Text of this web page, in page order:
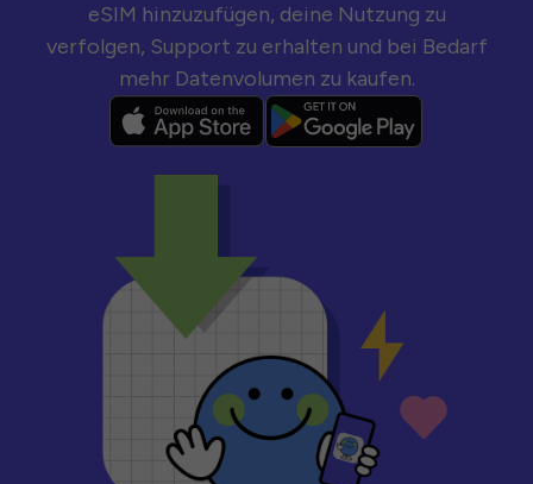
eSIM hinzuzufügen, deine Nutzung zu
verfolgen, Support zu erhalten und bei Bedarf
mehr Datenvolumen zu kaufen.